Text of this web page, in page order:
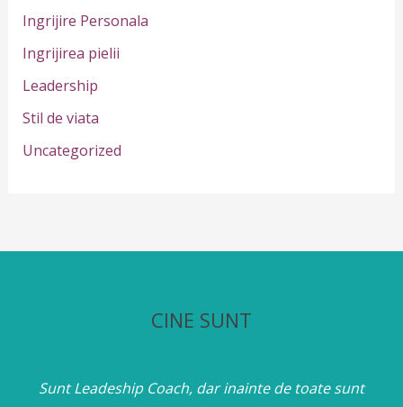
r
:
Ingrijire Personala
Ingrijirea pielii
Leadership
Stil de viata
Uncategorized
CINE SUNT
Sunt Leadeship Coach, dar inainte de toate sunt